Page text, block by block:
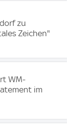
zu
Zeichen"
WM-
im